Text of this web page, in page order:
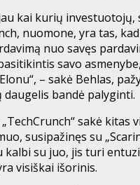
kai kurių investuotojų,
nuomone, yra tas,
nuo savęs
savo
– sakė Behlas,
daugelis bandė palyginti.
sakė kitas
susipažinęs su
kalbi su juo, jis turi
visiškai išorinis.